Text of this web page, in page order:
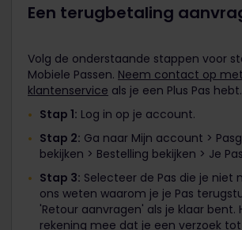
Een terugbetaling
Volg de onderstaande stappen voor
Mobiele Passen. Neem contact op
klantenservice als je een Plus Pas hebt.
Stap 1: Log in op je account.
Stap 2: Ga naar Mijn account >
bekijken > Bestelling bekijken > Je
Stap 3: Selecteer de Pas die je niet
ons weten waarom je je Pas
'Retour aanvragen' als je klaar bent.
rekening mee dat je een verzoek